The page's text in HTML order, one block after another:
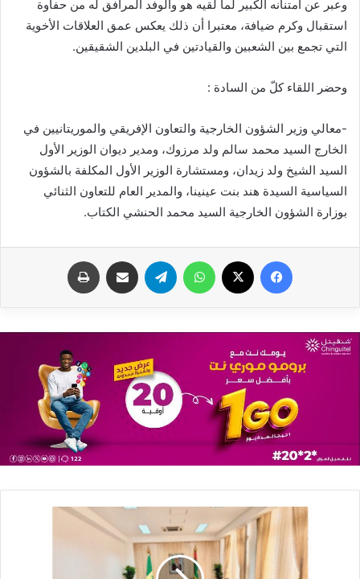
وعبر عن امتنانه الكبير لما لقيه هو والوفد المرافق له من حفاوة
استقبال وكرم ضيافة، معتبرا أن ذلك يعكس عمق العلاقات الأخوية
التي تجمع بين الشعبين والقيادتين في البلدين الشقيقين.
وحضر اللقاء كلّ من السادة :
-معالي وزير الشؤون الخارجية والتعاون الإفريقي والموريتانيين في
الخارج السيد محمد سالم ولد مرزوك، ومدير ديوان الوزير الأول
السيد الشيخ ولد زيدان، ومستشارة الوزير الأول المكلفة بالشؤون
السياسية السيدة هند بنت عينينا، والمدير العام للتعاون الثنائي
بوزارة الشؤون الخارجية السيد محمد الحنشي الكتاب.
فيسبوك واتساب تيلقرام مشاركة عبر البريد